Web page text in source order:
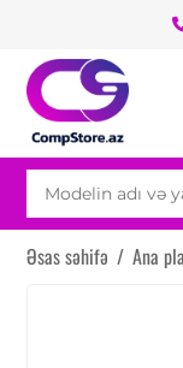
Əsas səhifə / Ana